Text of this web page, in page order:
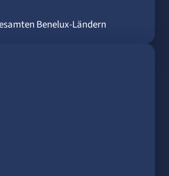
Benelux-Ländern